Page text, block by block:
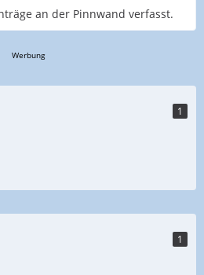
an der Pinnwand verfasst.
Werbung
1
1